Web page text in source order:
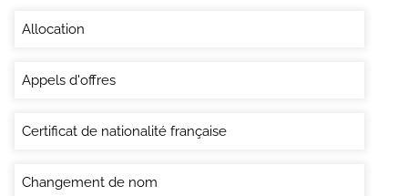
Allocation
Appels d'offres
Certificat de nationalité française
Changement de nom